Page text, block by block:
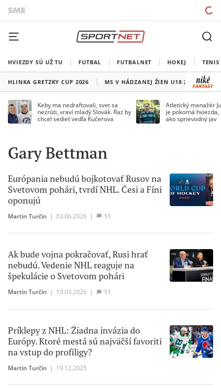
HVIEZDY SÚ UŽ TU FUTBAL FUTBALNET HOKEJ TENIS
HLINKA GRETZKY CUP 2026 MS V HÁDZANEJ ŽIEN U18 2026
Keby ma nedraftovali, svet sa
nezrúti, vraví mladý Slovák. Raz by
chcel sedieť vedľa Kučerova
Atletický manažér
je pokorná
ako sprievodný jav
Gary Bettman
Európania nebudú bojkotovať Rusov na
Svetovom pohári, tvrdí NHL. Česi a Fíni
oponujú
Martin Turčin | 03.06.2026 | 11
Ak bude vojna pokračovať, Rusi hrať
nebudú. Vedenie NHL reaguje na
špekulácie o Svetovom pohári
Martin Turčin | 19.03.2026 | 11
Príklepy z NHL: Žiadna invázia do
Európy. Ktoré mestá sú najväčší favoriti
na vstup do profiligy?
Martin Turčin | 19.12.2025